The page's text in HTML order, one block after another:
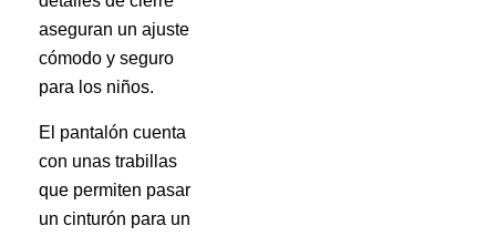
aseguran un ajuste
cómodo y seguro
para los niños.
El pantalón cuenta
con unas trabillas
que permiten pasar
un cinturón para un